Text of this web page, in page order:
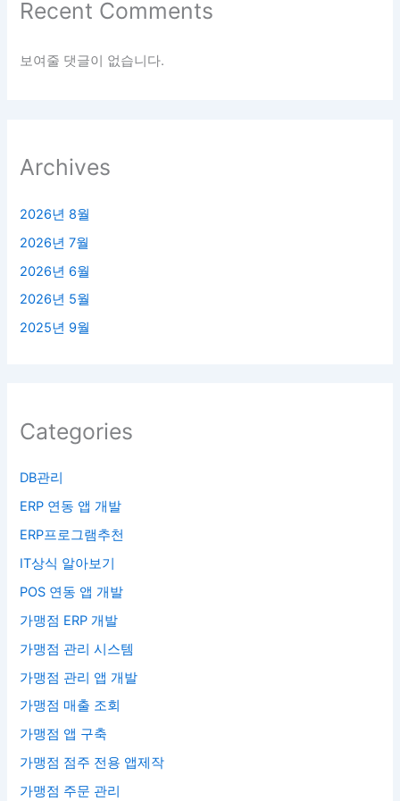
Recent Comments
보여줄 댓글이 없습니다.
Archives
2026년 8월
2026년 7월
2026년 6월
2026년 5월
2025년 9월
Categories
DB관리
ERP 연동 앱 개발
ERP프로그램추천
IT상식 알아보기
POS 연동 앱 개발
가맹점 ERP 개발
가맹점 관리 시스템
가맹점 관리 앱 개발
가맹점 매출 조회
가맹점 앱 구축
가맹점 점주 전용 앱제작
가맹점 주문 관리